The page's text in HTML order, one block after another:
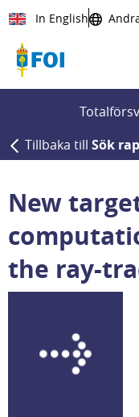
Till innehållet
In English
Tillbaka till Sök
New
the ray-